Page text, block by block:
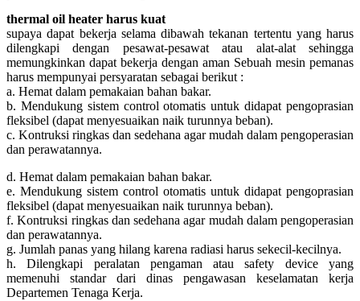
thermal oil heater harus kuat
supaya dapat bekerja selama dibawah tekanan tertentu yang harus
dilengkapi dengan pesawat-pesawat atau alat-alat sehingga
memungkinkan dapat bekerja dengan aman Sebuah mesin pemanas
harus mempunyai persyaratan sebagai berikut :
a. Hemat dalam pemakaian bahan bakar.
b. Mendukung sistem control otomatis untuk didapat pengoprasian
fleksibel (dapat menyesuaikan naik turunnya beban).
c. Kontruksi ringkas dan sedehana agar mudah dalam pengoperasian
dan perawatannya.
d. Hemat dalam pemakaian bahan bakar.
e. Mendukung sistem control otomatis untuk didapat pengoprasian
fleksibel (dapat menyesuaikan naik turunnya beban).
f. Kontruksi ringkas dan sedehana agar mudah dalam pengoperasian
dan perawatannya.
g. Jumlah panas yang hilang karena radiasi harus sekecil-kecilnya.
h. Dilengkapi peralatan pengaman atau safety device yang
memenuhi standar dari dinas pengawasan keselamatan kerja
Departemen Tenaga Kerja.